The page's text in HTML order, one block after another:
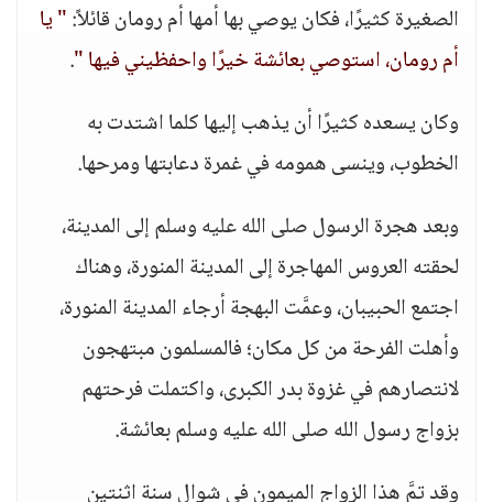
الصغيرة كثيرًا، فكان يوصي بها أمها أم رومان قائلاً:" يا
أم رومان، استوصي بعائشة خيرًا واحفظيني فيها ".
وكان يسعده كثيرًا أن يذهب إليها كلما اشتدت به
الخطوب، وينسى همومه في غمرة دعابتها ومرحها.
وبعد هجرة الرسول صلى الله عليه وسلم إلى المدينة،
لحقته العروس المهاجرة إلى المدينة المنورة، وهناك
اجتمع الحبيبان، وعمَّت البهجة أرجاء المدينة المنورة،
وأهلت الفرحة من كل مكان؛ فالمسلمون مبتهجون
لانتصارهم في غزوة بدر الكبرى، واكتملت فرحتهم
بزواج رسول الله صلى الله عليه وسلم بعائشة.
وقد تمَّ هذا الزواج الميمون في شوال سنة اثنتين